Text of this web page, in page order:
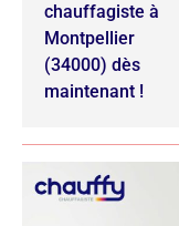
chauffagiste à
Montpellier
(34000) dès
maintenant !